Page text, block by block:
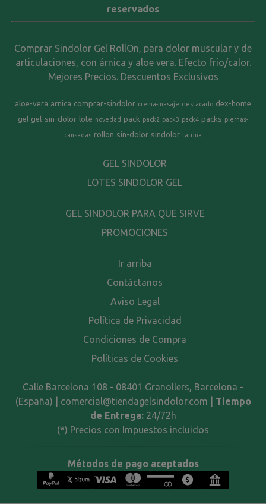
reservados
Comprar Sindolor Gel RollOn, para dolor muscular y de
articulaciones, con árnica y aloe vera. Efecto frío/calor.
Mejores Precios. Descuentos Exclusivos
aloe-vera arnica comprar-sindolor crema-masaje destacado dex-home
gel gel-sin-dolor lote novedad pack pack2 pack3 pack4 packs piernas-
cansadas rollon sin-dolor sindolor tarrina
GEL SINDOLOR
LOTES SINDOLOR GEL
GEL SINDOLOR PARA QUE SIRVE
PROMOCIONES
Ir arriba
Contáctanos
Aviso Legal
Política de Privacidad
Condiciones de Compra
Políticas de Cookies
Calle Barcelona 108 - 08401 Granollers, Barcelona -
(España) | comercial@tiendagelsindolor.com | Tiempo
de Entrega: 24/72h
(*) Precios con Impuestos incluidos
Métodos de pago aceptados